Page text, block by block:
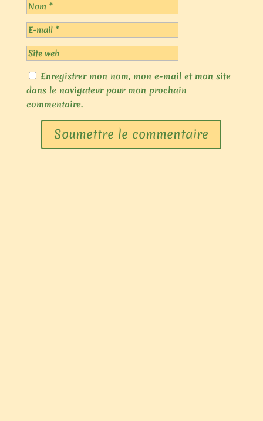
Enregistrer mon nom, mon e-mail et mon site
dans le navigateur pour mon prochain
commentaire.
Soumettre le commentaire